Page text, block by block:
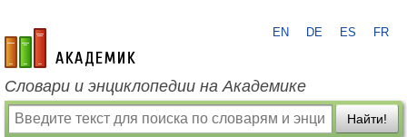
academic.ru
EN DE ES FR
Словари и энциклопедии на Академике
Найти!